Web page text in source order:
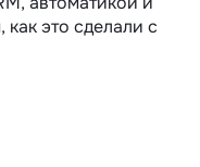
это сделали с